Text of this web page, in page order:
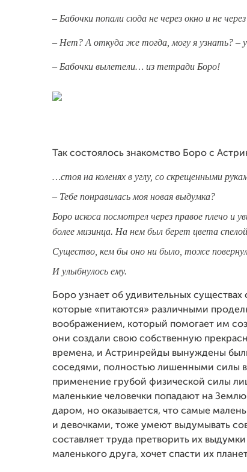
– Бабочки попали сюда не через окно и не
– Нет? А откуда же тогда, могу я узнать? –
– Бабочки вылетели… из тетради Боро!
Так состоялось знакомство Боро с
…стоя на коленях в углу, со скрещенными
– Тебе понравилась моя новая выдумка?
Боро искоса посмотрел через правое плечо и
более мизинца. На нем был берет цвета
Существо, кем бы оно ни было, тоже
И улыбнулось ему.
Боро узнает об удивительных
которые «питаются» различными
воображением, который помогает им
они создали свою собственную
времена, и Астринрейды вынуждены
соседями, полностью лишенными силы
применение грубой физической силы
маленькие человечки попадают на
даром, но оказывается, что самые
и девочками, тоже умеют выдумывать
составляет труда претворить их
маленького друга, хочет спасти их